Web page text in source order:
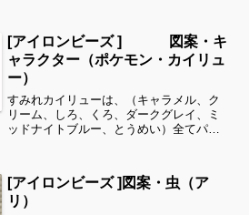
がありましたら、他の図案もぜひ覗いて
みてください^ ^キャラク...
[アイロンビーズ ] 図案・キ
ャラクター（ポケモン・カイリュ
ー）
すみれカイリューは、（キャラメル、ク
リーム、しろ、くろ、ダークグレイ、ミ
ッドナイトブルー、とうめい）全てパー
シリーズ別に図案を見ることができま
す！お時間がありましたら、...
[アイロンビーズ ]図案・虫（ア
リ）